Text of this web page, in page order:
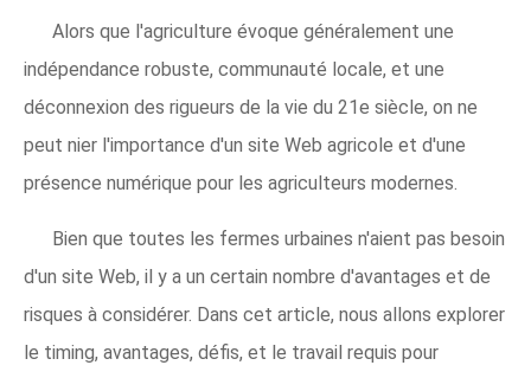
Alors que l'agriculture évoque généralement une
indépendance robuste, communauté locale, et une
déconnexion des rigueurs de la vie du 21e siècle, on ne
peut nier l'importance d'un site Web agricole et d'une
présence numérique pour les agriculteurs modernes.
Bien que toutes les fermes urbaines n'aient pas besoin
d'un site Web, il y a un certain nombre d'avantages et de
risques à considérer. Dans cet article, nous allons explorer
le timing, avantages, défis, et le travail requis pour